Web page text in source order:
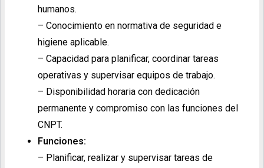
humanos.
– Conocimiento en normativa de seguridad e
higiene aplicable.
– Capacidad para planificar, coordinar tareas
operativas y supervisar equipos de trabajo.
– Disponibilidad horaria con dedicación
permanente y compromiso con las funciones del
CNPT.
Funciones:
– Planificar, realizar y supervisar tareas de